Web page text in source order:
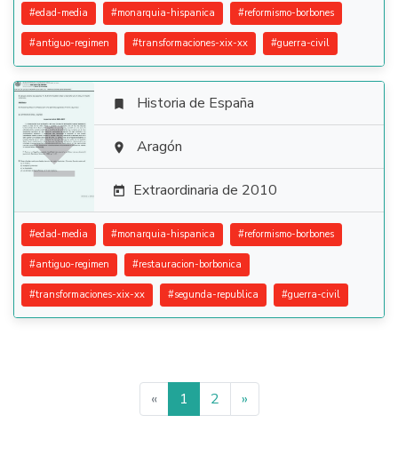
#edad-media #monarquia-hispanica #reformismo-borbones
#antiguo-regimen #transformaciones-xix-xx #guerra-civil

 Historia de España
 Aragón
 Extraordinaria de 2010
#edad-media #monarquia-hispanica #reformismo-borbones
#antiguo-regimen #restauracion-borbonica
#transformaciones-xix-xx #segunda-republica #guerra-civil
« 1 2 »